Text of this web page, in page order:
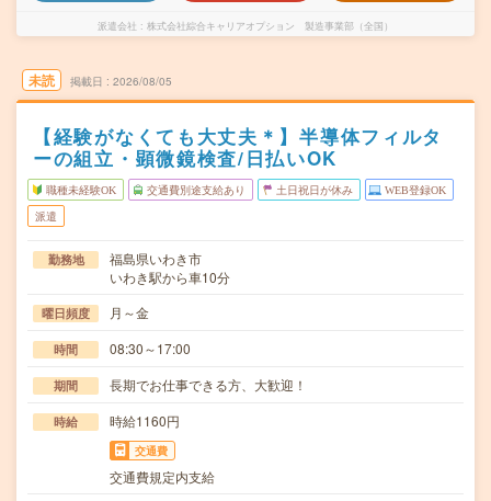
派遣会社 株式会社綜合キャリアオプション 製造事業部（全国）
未読 掲載日 2026/08/05
【経験がなくても大丈夫＊】半導体フィルタ
ーの組立・顕微鏡検査/日払いOK
職種未経験OK 交通費別途支給あり 土日祝日が休み WEB登録OK
派遣
勤務地
福島県いわき市
いわき駅から車10分
曜日頻度 月～金
時間 08:30～17:00
期間 長期でお仕事できる方、大歓迎！
時給 時給1160円
交通費
交通費規定内支給